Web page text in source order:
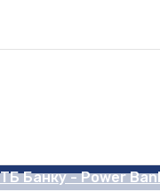
Банку - Power